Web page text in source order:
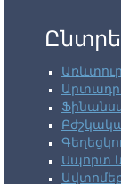
Սպորտ